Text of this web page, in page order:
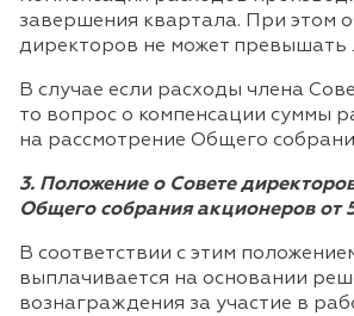
завершения квартала. При этом
директоров не может превышать
В случае если расходы члена
то вопрос о компенсации суммы
на рассмотрение Общего
3. Положение о Совете
Общего собрания акционеров от
В соответствии с этим
выплачивается на основании
вознаграждения за участие в